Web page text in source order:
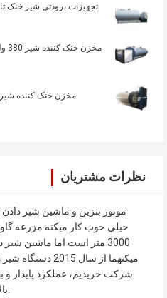
مخزن خنک کننده شیر 7.5 کیلو وات
نظرات مشتریان
موتور بنزين و ماشين شير
خيلي خوب کار ميکنه مزرعه گاو
3000 متر است اما ماشين
ميکنهما از سال 2015
شرکت خریدیم، عملکرد پایدار و
بالا، خوب است.